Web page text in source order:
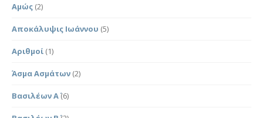
Αμώς (2)
Αποκάλυψις Ιωάννου (5)
Αριθμοί (1)
Άσμα Ασμάτων (2)
Βασιλέων Α΄(6)